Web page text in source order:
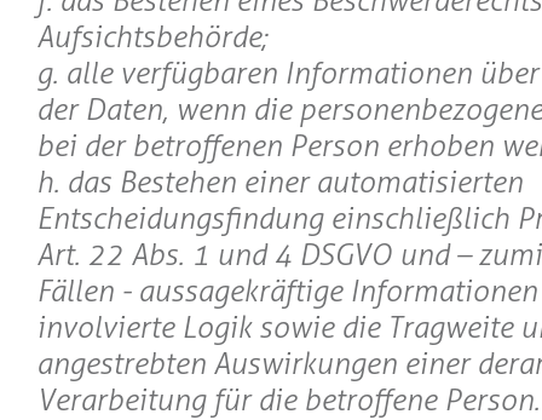
Aufsichtsbehörde;
g. alle verfügbaren Informationen
der Daten, wenn die
bei der betroffenen Person erhoben
h. das Bestehen einer automatisierten
Entscheidungsfindung einschließlich
Art. 22 Abs. 1 und 4 DSGVO und –
Fällen - aussagekräftige
involvierte Logik sowie die Tragweite
angestrebten Auswirkungen einer
Verarbeitung für die betroffene Person.